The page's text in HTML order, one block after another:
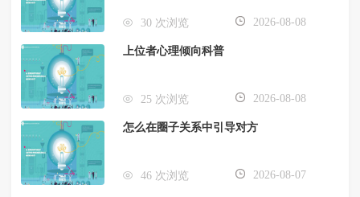
30 次浏览 2026-08-08
上位者心理倾向科普
25 次浏览 2026-08-08
怎么在圈子关系中引导对方
46 次浏览 2026-08-07